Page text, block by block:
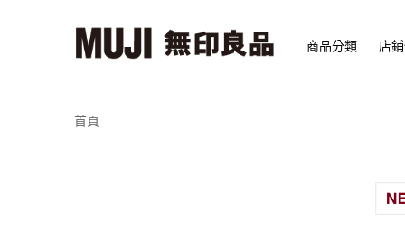
商品分類 店
首頁